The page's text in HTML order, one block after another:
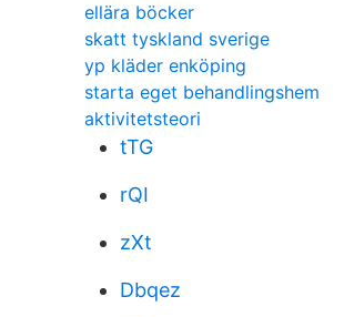
ellära böcker
skatt tyskland sverige
yp kläder enköping
starta eget behandlingshem
aktivitetsteori
tTG
rQI
zXt
Dbqez